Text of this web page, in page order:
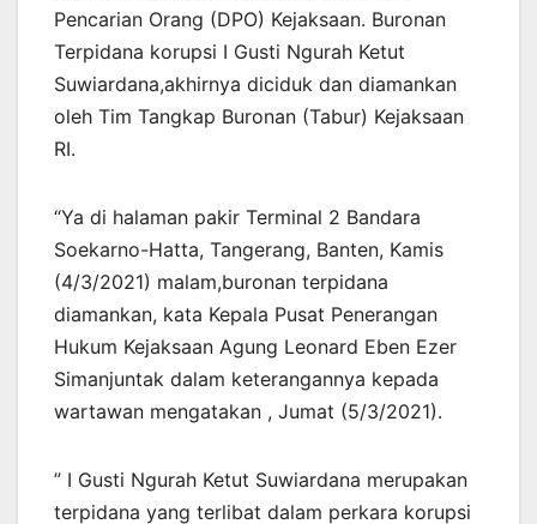
Pencarian Orang (DPO) Kejaksaan. Buronan
Terpidana korupsi I Gusti Ngurah Ketut
Suwiardana,akhirnya diciduk dan diamankan
oleh Tim Tangkap Buronan (Tabur) Kejaksaan
RI.
“Ya di halaman pakir Terminal 2 Bandara
Soekarno-Hatta, Tangerang, Banten, Kamis
(4/3/2021) malam,buronan terpidana
diamankan, kata Kepala Pusat Penerangan
Hukum Kejaksaan Agung Leonard Eben Ezer
Simanjuntak dalam keterangannya kepada
wartawan mengatakan , Jumat (5/3/2021).
” I Gusti Ngurah Ketut Suwiardana merupakan
terpidana yang terlibat dalam perkara korupsi